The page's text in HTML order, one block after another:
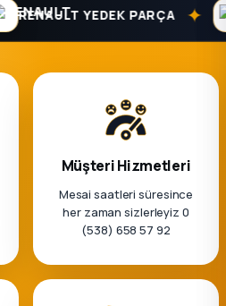
RENAULT YEDEK PARÇA ✦
Müşteri Hizmetleri
Mesai saatleri süresince
her zaman sizlerleyiz 0
(538) 658 57 92